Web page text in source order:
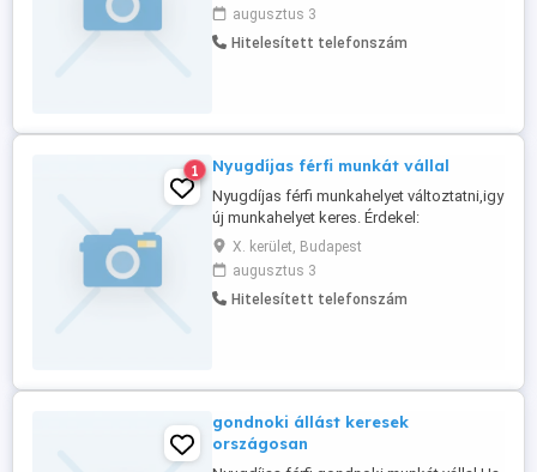
augusztus 3
Hitelesített telefonszám
1 Nyugdíjas férfi munkát vállal
Nyugdíjas férfi munkahelyet változtatni,igy
új munkahelyet keres. Érdekel:
kerti,házkorüli,gondnoki,portás,bíztonsági
őr,stb. Távolabi is bárhol,ha lakhatást
bíztosítanak. tel: 06-70-6080075
X. kerület, Budapest
augusztus 3
Hitelesített telefonszám
gondnoki állást keresek
országosan